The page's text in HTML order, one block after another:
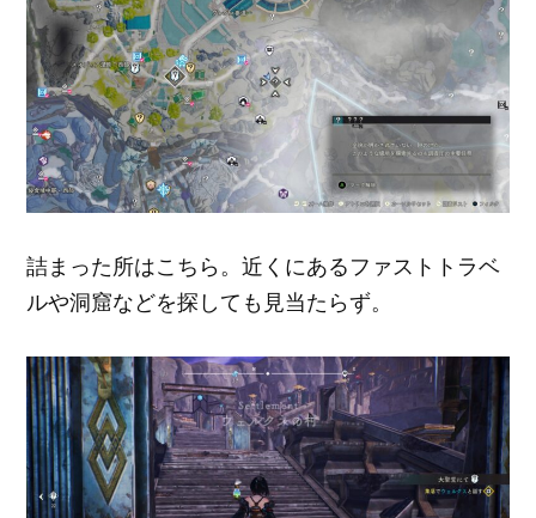
詰まった所はこちら。近くにあるファストトラベ
ルや洞窟などを探しても見当たらず。